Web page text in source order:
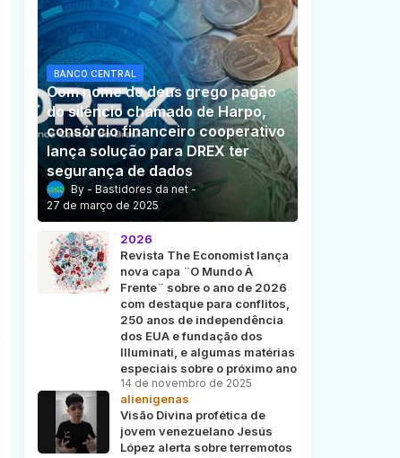
BANCO CENTRAL
Com nome de deus grego pagão
do silêncio chamado de Harpo,
consórcio financeiro cooperativo
lança solução para DREX ter
segurança de dados
Bastidores da net
27 de março de 2025
2026
Revista The Economist lança
nova capa ¨O Mundo À
Frente¨ sobre o ano de 2026
com destaque para conflitos,
250 anos de independência
dos EUA e fundação dos
Illuminati, e algumas matérias
especiais sobre o próximo ano
14 de novembro de 2025
alienígenas
Visão Divina profética de
jovem venezuelano Jesús
López alerta sobre terremotos